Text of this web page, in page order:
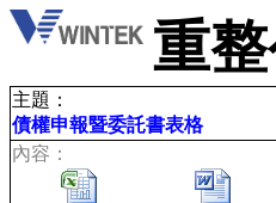
重
主題：
債權申報暨委託書表格
內容：